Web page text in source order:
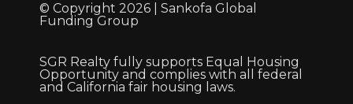
© Copyright 2026 | Sankofa Global
Funding Group
SGR Realty fully supports Equal Housing
Opportunity and complies with all federal
and California fair housing laws.